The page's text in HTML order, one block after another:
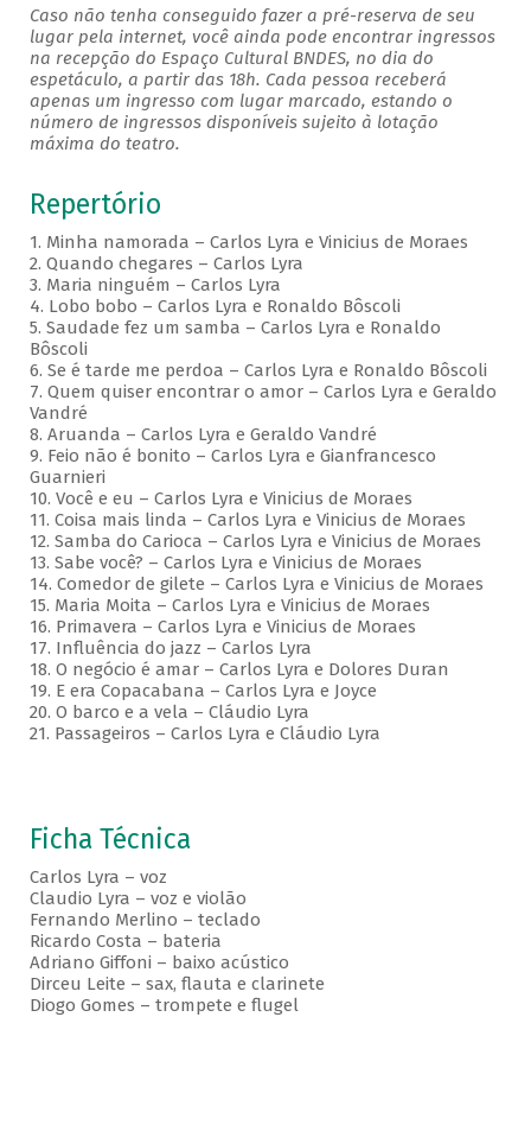
Caso não tenha conseguido fazer a pré-reserva de seu
lugar pela internet, você ainda pode encontrar ingressos
na recepção do Espaço Cultural BNDES, no dia do
espetáculo, a partir das 18h. Cada pessoa receberá
apenas um ingresso com lugar marcado, estando o
número de ingressos disponíveis sujeito à lotação
máxima do teatro.
Repertório
1. Minha namorada – Carlos Lyra e Vinicius de Moraes
2. Quando chegares – Carlos Lyra
3. Maria ninguém – Carlos Lyra
4. Lobo bobo – Carlos Lyra e Ronaldo Bôscoli
5. Saudade fez um samba – Carlos Lyra e Ronaldo
Bôscoli
6. Se é tarde me perdoa – Carlos Lyra e Ronaldo Bôscoli
7. Quem quiser encontrar o amor – Carlos Lyra e Geraldo
Vandré
8. Aruanda – Carlos Lyra e Geraldo Vandré
9. Feio não é bonito – Carlos Lyra e Gianfrancesco
Guarnieri
10. Você e eu – Carlos Lyra e Vinicius de Moraes
11. Coisa mais linda – Carlos Lyra e Vinicius de Moraes
12. Samba do Carioca – Carlos Lyra e Vinicius de Moraes
13. Sabe você? – Carlos Lyra e Vinicius de Moraes
14. Comedor de gilete – Carlos Lyra e Vinicius de Moraes
15. Maria Moita – Carlos Lyra e Vinicius de Moraes
16. Primavera – Carlos Lyra e Vinicius de Moraes
17. Influência do jazz – Carlos Lyra
18. O negócio é amar – Carlos Lyra e Dolores Duran
19. E era Copacabana – Carlos Lyra e Joyce
20. O barco e a vela – Cláudio Lyra
21. Passageiros – Carlos Lyra e Cláudio Lyra
Ficha Técnica
Carlos Lyra – voz
Claudio Lyra – voz e violão
Fernando Merlino – teclado
Ricardo Costa – bateria
Adriano Giffoni – baixo acústico
Dirceu Leite – sax, flauta e clarinete
Diogo Gomes – trompete e flugel